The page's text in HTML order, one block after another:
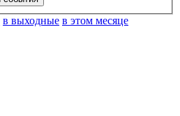
в выходные в этом месяце